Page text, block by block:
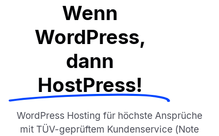
Wenn
WordPress,
dann
HostPress!
WordPress Hosting für höchste Ansprüche
mit TÜV-geprüftem Kundenservice (Note